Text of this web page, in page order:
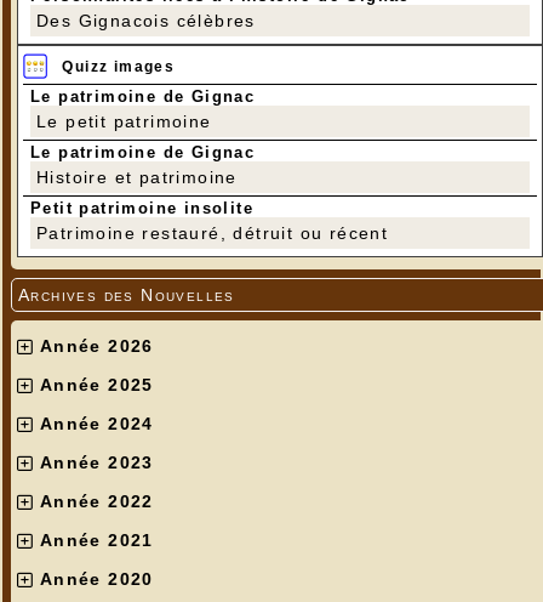
Des Gignacois célèbres
Quizz images
Le patrimoine de Gignac
Le petit patrimoine
Le patrimoine de Gignac
Histoire et patrimoine
Petit patrimoine insolite
Patrimoine restauré, détruit ou récent
Archives des Nouvelles
Année 2026
Année 2025
Année 2024
Année 2023
Année 2022
Année 2021
Année 2020